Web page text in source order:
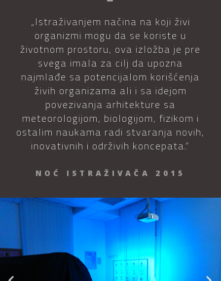
„Istraživanjem načina na koji živi
organizmi mogu da se koriste u
životnom prostoru, ova izložba je pre
svega imala za cilj da upozna
najmlađe sa potencijalom korišćenja
živih organizama ali i sa idejom
povezivanja arhitekture sa
meteorologijom, biologijom, fizikom i
ostalim naukama radi stvaranja novih,
inovativnih i održivih koncepata.“
NOĆ ISTRAŽIVAČA 2015